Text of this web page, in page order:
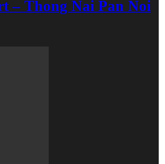
– Thong Nai Pan Noi